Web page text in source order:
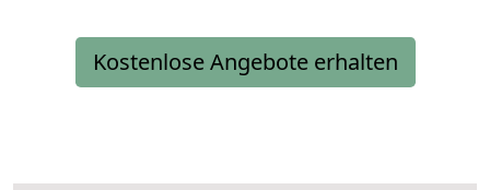
Kostenlose Angebote erhalten